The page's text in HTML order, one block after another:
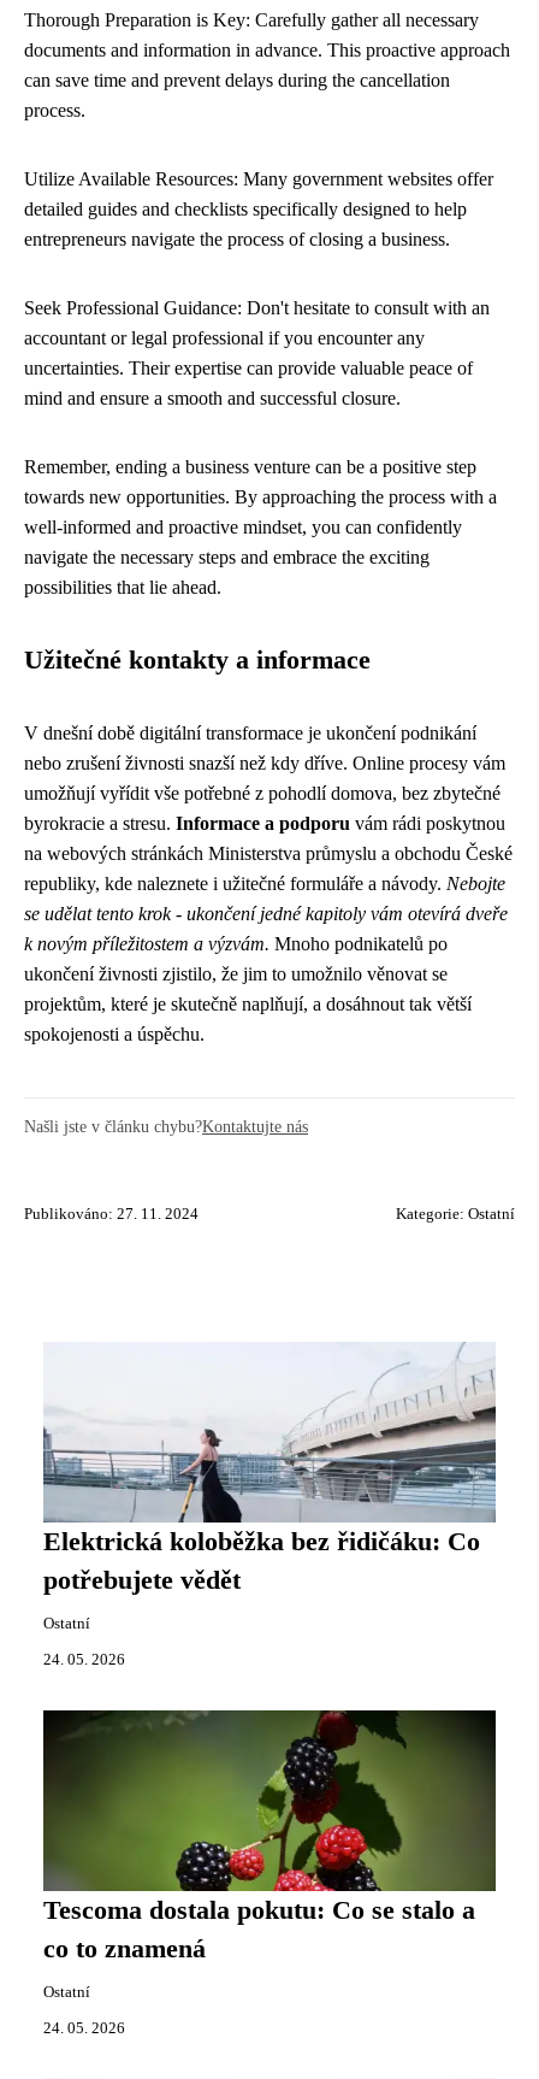
Thorough Preparation is Key: Carefully gather all necessary
documents and information in advance. This proactive approach
can save time and prevent delays during the cancellation
process.
Utilize Available Resources: Many government websites offer
detailed guides and checklists specifically designed to help
entrepreneurs navigate the process of closing a business.
Seek Professional Guidance: Don't hesitate to consult with an
accountant or legal professional if you encounter any
uncertainties. Their expertise can provide valuable peace of
mind and ensure a smooth and successful closure.
Remember, ending a business venture can be a positive step
towards new opportunities. By approaching the process with a
well-informed and proactive mindset, you can confidently
navigate the necessary steps and embrace the exciting
possibilities that lie ahead.
Užitečné kontakty a informace
V dnešní době digitální transformace je ukončení podnikání
nebo zrušení živnosti snazší než kdy dříve. Online procesy vám
umožňují vyřídit vše potřebné z pohodlí domova, bez zbytečné
byrokracie a stresu. Informace a podporu vám rádi poskytnou
na webových stránkách Ministerstva průmyslu a obchodu České
republiky, kde naleznete i užitečné formuláře a návody. Nebojte
se udělat tento krok - ukončení jedné kapitoly vám otevírá dveře
k novým příležitostem a výzvám. Mnoho podnikatelů po
ukončení živnosti zjistilo, že jim to umožnilo věnovat se
projektům, které je skutečně naplňují, a dosáhnout tak větší
spokojenosti a úspěchu.
Našli jste v článku chybu?Kontaktujte nás
Publikováno: 27. 11. 2024 Kategorie: Ostatní
Elektrická koloběžka bez řidičáku: Co
potřebujete vědět
Ostatní
24. 05. 2026
Tescoma dostala pokutu: Co se stalo a
co to znamená
Ostatní
24. 05. 2026